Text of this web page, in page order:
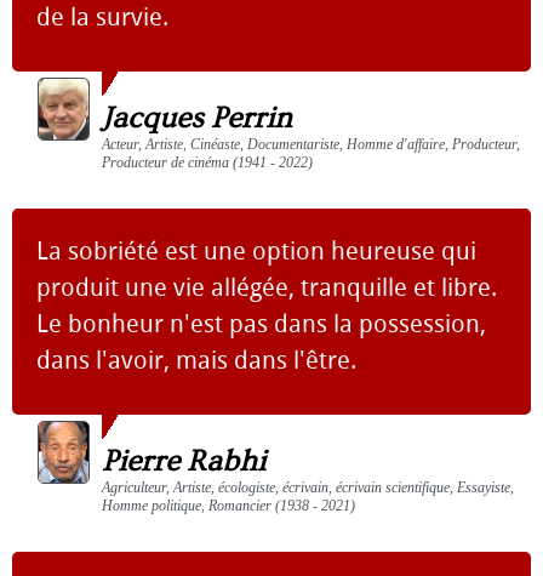
de la survie.
Jacques Perrin
Acteur, Artiste, Cinéaste, Documentariste, Homme d'affaire, Producteur,
Producteur de cinéma (1941 - 2022)
La sobriété est une option heureuse qui
produit une vie allégée, tranquille et libre.
Le bonheur n'est pas dans la possession,
dans l'avoir, mais dans l'être.
Pierre Rabhi
Agriculteur, Artiste, écologiste, écrivain, écrivain scientifique, Essayiste,
Homme politique, Romancier (1938 - 2021)